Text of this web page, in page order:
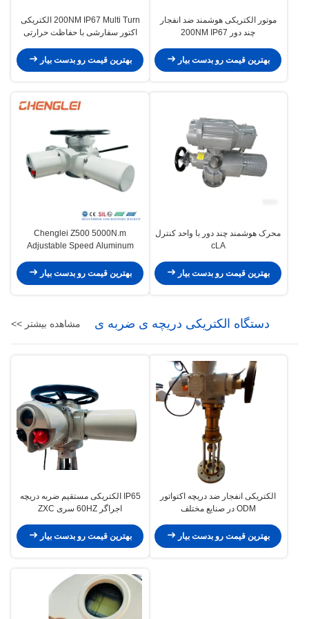
موتور الکتریکی هوشمند ضد انفجار
چند دور 200NM IP67
بهترین قیمت رو بدست بیار
200NM IP67 Multi Turn الکتریکی
اکتور سفارشی با حفاظت حرارتی
بهترین قیمت رو بدست بیار
محرک هوشمند چند دور با واحد کنترل
cLA
بهترین قیمت رو بدست بیار
Chenglei Z500 5000N.m
Adjustable Speed Aluminum
for Valve Control
بهترین قیمت رو بدست بیار
دستگاه الکتریکی دریچه ی ضربه ی
مستقیم
مشاهده بیشتر >>
الکتریکی انفجار ضد دریچه اکتواتور
ODM در صنایع مختلف
بهترین قیمت رو بدست بیار
IP65 الکتریکی مستقیم ضربه دریچه
اجراگر 60HZ سری ZXC
بهترین قیمت رو بدست بیار